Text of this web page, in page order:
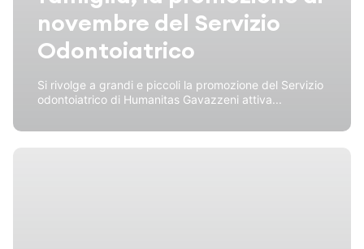
novembre del Servizio
Odontoiatrico
Si rivolge a grandi e piccoli la promozione del Servizio
odontoiatrico di Humanitas Gavazzeni attiva...